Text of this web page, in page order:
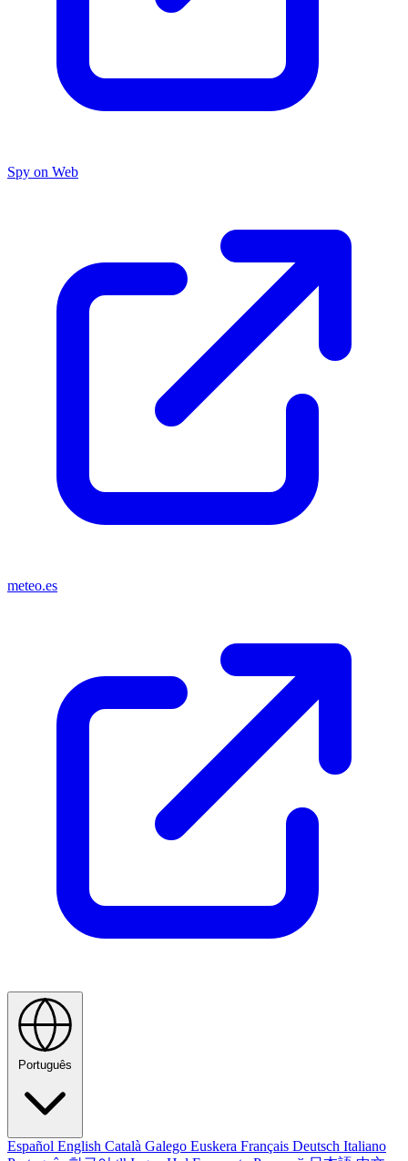
Spy on Web
meteo.es
Português
Español English Català Galego Euskera Français Deutsch Italiano